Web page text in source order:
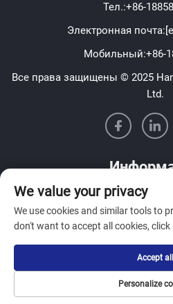
Тел.:+86-
Электронная почта:
Мобильный:+86-
Все права защищены © 2025
Ltd.
Подпишитесь на нашу
We value your privacy
We use cookies and similar tools to
don't want to accept all cookies, click
Personalize
Accept all